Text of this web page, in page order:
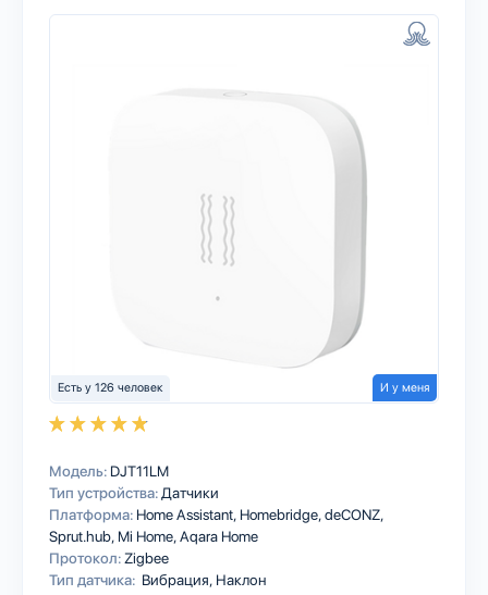
Есть у 126 человек И у меня
Модель: DJT11LM
Тип устройства: Датчики
Платформа: Home Assistant HomebridgedeCONZ
Sprut.hub Mi HomeAqara Home
Протокол: Zigbee
Тип датчика: Вибрация, Наклон